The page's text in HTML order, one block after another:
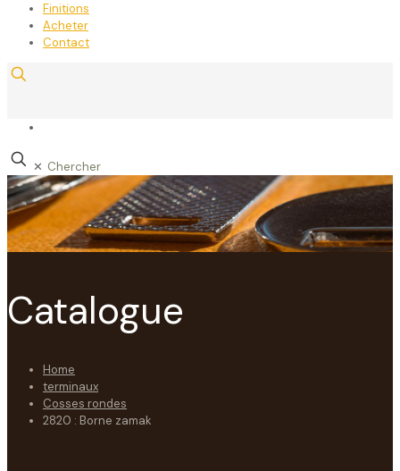
Finitions
Acheter
Contact
✕
Catalogue
Home
terminaux
Cosses rondes
2820 : Borne zamak